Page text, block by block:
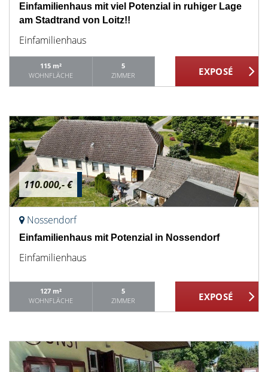
Einfamilienhaus mit viel Potenzial in ruhiger Lage
am Stadtrand von Loitz!!
Einfamilienhaus
115 m²
WOHNFLÄCHE
5
ZIMMER
110.000,- €
Nossendorf
Einfamilienhaus mit Potenzial in Nossendorf
Einfamilienhaus
127 m²
WOHNFLÄCHE
5
ZIMMER